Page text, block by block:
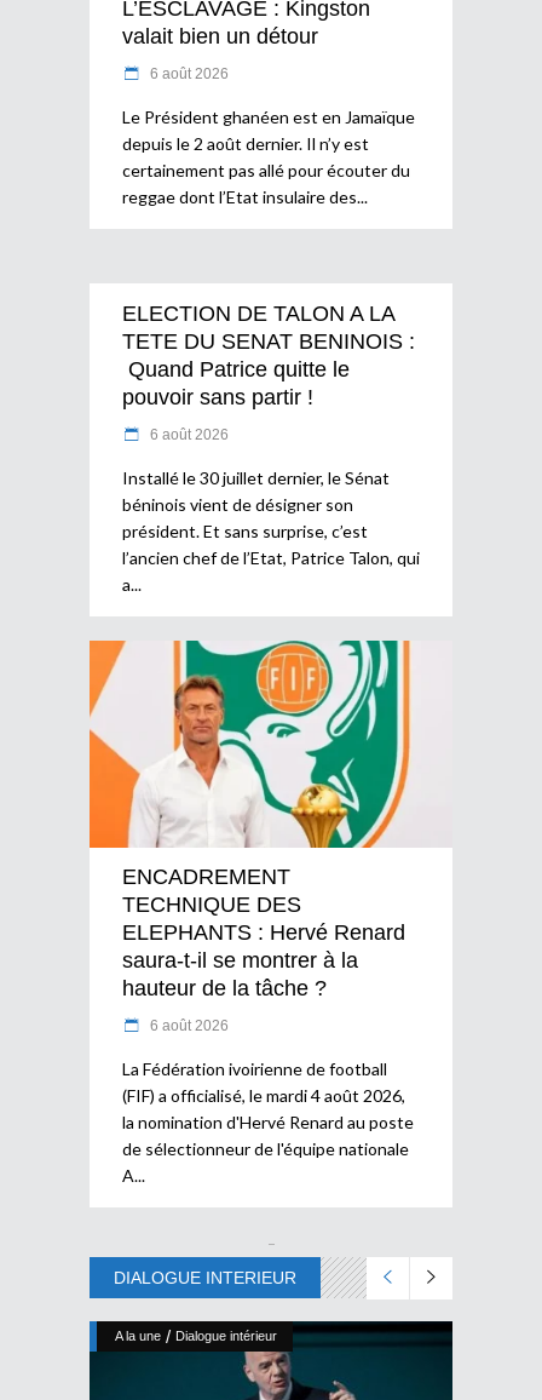
L’ESCLAVAGE : Kingston
valait bien un détour
6 août 2026
Le Président ghanéen est en Jamaïque
depuis le 2 août dernier. Il n’y est
certainement pas allé pour écouter du
reggae dont l’Etat insulaire des
ELECTION DE TALON A LA
TETE DU SENAT BENINOIS :
Quand Patrice quitte le
pouvoir sans partir !
6 août 2026
Installé le 30 juillet dernier, le Sénat
béninois vient de désigner son
président. Et sans surprise, c’est
l’ancien chef de l’Etat, Patrice Talon, qui
a
ENCADREMENT
TECHNIQUE DES
ELEPHANTS : Hervé Renard
saura-t-il se montrer à la
hauteur de la tâche ?
6 août 2026
La Fédération ivoirienne de football
(FIF) a officialisé, le mardi 4 août 2026,
la nomination d'Hervé Renard au poste
de sélectionneur de l'équipe nationale
A
DIALOGUE INTERIEUR
A la une / Dialogue intérieur